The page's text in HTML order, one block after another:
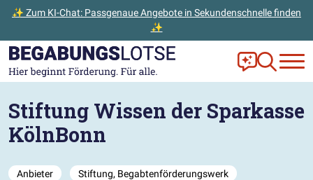
✨ Zum KI-Chat: Passgenaue Angebote in Sekundenschnelle finden
✨
Zum Hauptinhalt der Seite springen
Zur Startseite gehen Frag Ella!
Zur
Stiftung Wissen der Sparkasse
KölnBonn
Anbieter Stiftung, Begabtenförderungswerk